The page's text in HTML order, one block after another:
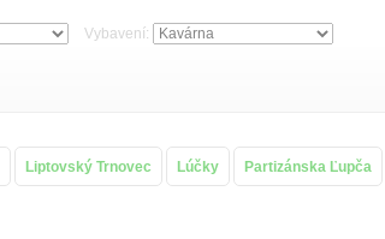
Vybavení:
Liptovský Trnovec Lúčky Partizánska Ľupča